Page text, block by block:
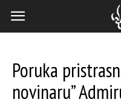
Poruka
novinaru”